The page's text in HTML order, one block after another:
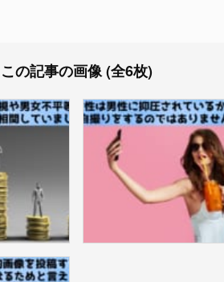
この記事の画像 (全6枚)